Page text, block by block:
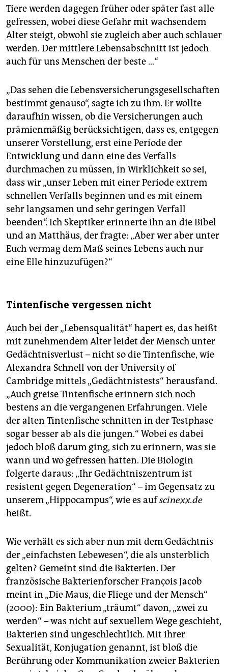
Tiere werden dagegen früher oder später fast alle
gefressen, wobei diese Gefahr mit wachsendem
Alter steigt, obwohl sie zugleich aber auch schlauer
werden. Der mittlere Lebensabschnitt ist jedoch
auch für uns Menschen der beste …“
„Das sehen die Lebensversicherungsgesellschaften
bestimmt genauso“, sagte ich zu ihm. Er wollte
daraufhin wissen, ob die Versicherungen auch
prämienmäßig berücksichtigen, dass es, entgegen
unserer Vorstellung, erst eine Periode der
Entwicklung und dann eine des Verfalls
durchmachen zu müssen, in Wirklichkeit so sei,
dass wir „unser Leben mit einer Periode extrem
schnellen Verfalls beginnen und es mit einem
sehr langsamen und sehr geringen Verfall
beenden“. Ich Skeptiker erinnerte ihn an die Bibel
und an Matthäus, der fragte: „Aber wer aber unter
Euch vermag dem Maß seines Lebens auch nur
eine Elle hinzuzufügen?“
Tintenfische vergessen nicht
Auch bei der „Lebensqualität“ hapert es, das heißt
mit zunehmendem Alter leidet der Mensch unter
Gedächtnisverlust – nicht so die Tintenfische, wie
Alexandra Schnell von der University of
Cambridge mittels „Gedächtnistests“ herausfand.
„Auch greise Tintenfische erinnern sich noch
bestens an die vergangenen Erfahrungen. Viele
der alten Tintenfische schnitten in der Testphase
sogar besser ab als die jungen.“ Wobei es dabei
jedoch bloß darum ging, sich zu erinnern, was sie
wann und wo gefressen hatten. Die Biologin
folgerte daraus: „Ihr Gedächtniszentrum ist
resistent gegen Degeneration“ – im Gegensatz zu
unserem „Hippocampus“, wie es aufscinexx.de
heißt.
Wie verhält es sich aber nun mit dem Gedächtnis
der „einfachsten Lebewesen“, die als unsterblich
gelten? Gemeint sind die Bakterien. Der
französische Bakterienforscher François Jacob
meint in „Die Maus, die Fliege und der Mensch“
(2000): Ein Bakterium „träumt“ davon, „zwei zu
werden“ – was nicht auf sexuellem Wege geschieht,
Bakterien sind ungeschlechtlich. Mit ihrer
Sexualität, Konjugation genannt, ist bloß die
Berührung oder Kommunikation zweier Bakterien